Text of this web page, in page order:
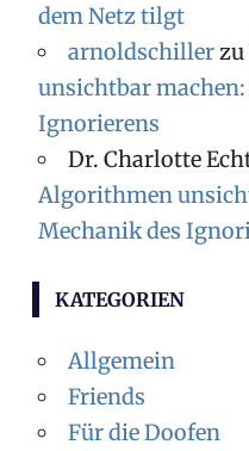
dem Netz tilgt
arnoldschiller zu
unsichtbar
Ignorierens
Dr. Charlotte
Algorithmen
Mechanik des
KATEGORIEN
Allgemein
Friends
Für die Doofen